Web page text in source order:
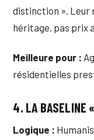
distinction ». Leur
héritage, pas prix
Meilleure pour :
résidentielles
4. LA BASELINE
Logique :